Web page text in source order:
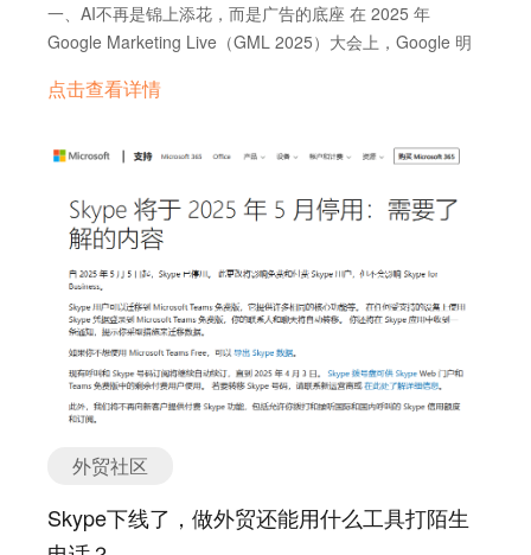
一、AI不再是锦上添花，而是广告的底座 在 2025 年
Google Marketing Live（GML 2025）大会上，Google 明
这场营销技术的年度大会，把“AI 原生”提升为整个广告系统
AI”的新阶段。 从搜索广告到 YouTube 视频，从素材创作到
Google Ads 的全部产品线。而对于外贸企业来说，这不仅
是一次技术革新，更是一场策略重构的机会窗口。 二、搜
索广告逻辑重写：从关键词到 AI 理解 AI Overview & AI
Mode 登场 Google 正式在 AI Overview 和 AI Mode 中启
用广告位，用户在获得 AI 生成答案时，将同步看到相关广
告内容； 这意味着广告主不再依赖关键词投放，而是需要被
AI…
点击查看详情
外贸社区
Skype下线了，做外贸还能用什么工具打陌生